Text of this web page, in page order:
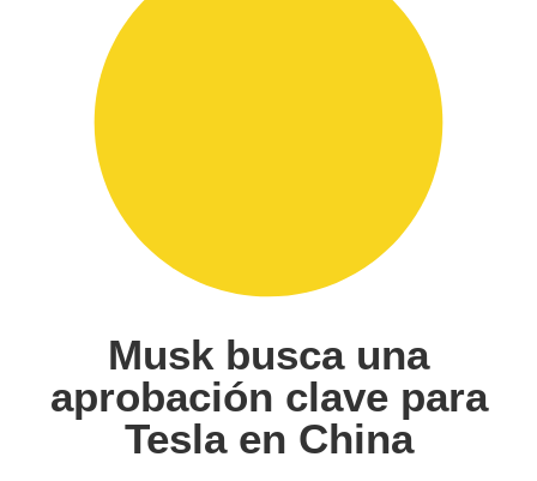
Musk busca una
aprobación clave para
Tesla en China